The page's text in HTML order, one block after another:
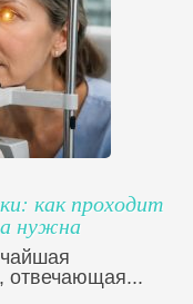
как проходит
нужна
отвечающая...